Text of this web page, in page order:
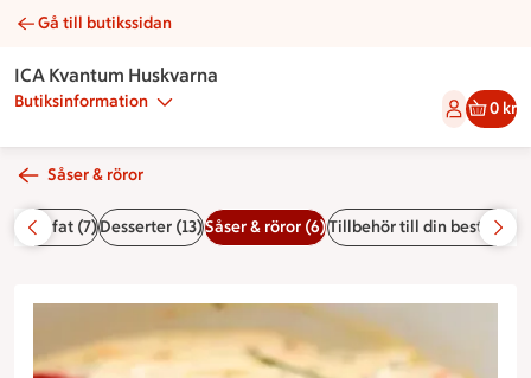
Chili aioli | Catering ICA Kvantum Huskvarna
Gå till butikssidan
ICA Kvantum Huskvarna
Butiksinformation 0 kr
Såser & röror
& fat (7)Desserter (13)Såser & röror (6)Tillbehör till din